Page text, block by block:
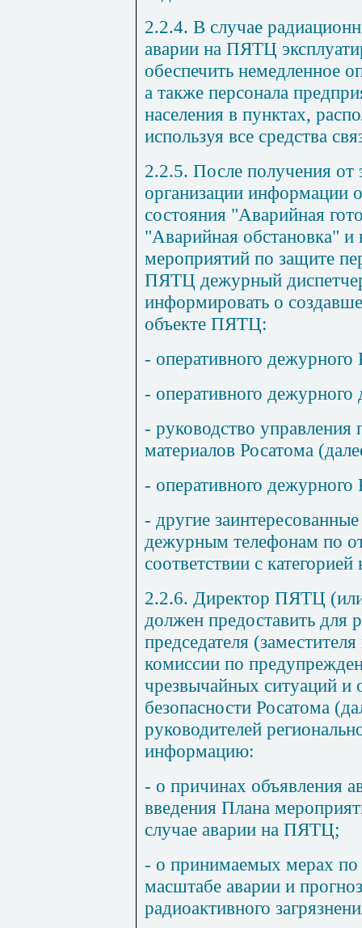
2.2.4. В случае
аварии на ПЯТЦ
обеспечить немедленное
а также персонала
населения в пунктах,
используя все средства
2.2.5. После получения от
организации информации
состояния "Аварийная
"Аварийная обстановка" и
мероприятий по защите
ПЯТЦ дежурный
информировать о
объекте ПЯТЦ:
- оперативного дежурного
- оперативного
- руководство управления
материалов Росатома
- оперативного дежурного
- другие
дежурным телефонам по
соответствии с
2.2.6. Директор ПЯТЦ
должен предоставить
председателя
комиссии по
чрезвычайных ситуаций и
безопасности Росатома
руководителей
информацию:
- о причинах объявления
введения Плана
случае аварии на ПЯТЦ;
- о принимаемых мерах по
масштабе аварии и
радиоактивного